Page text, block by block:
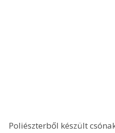
Poliészterből készült